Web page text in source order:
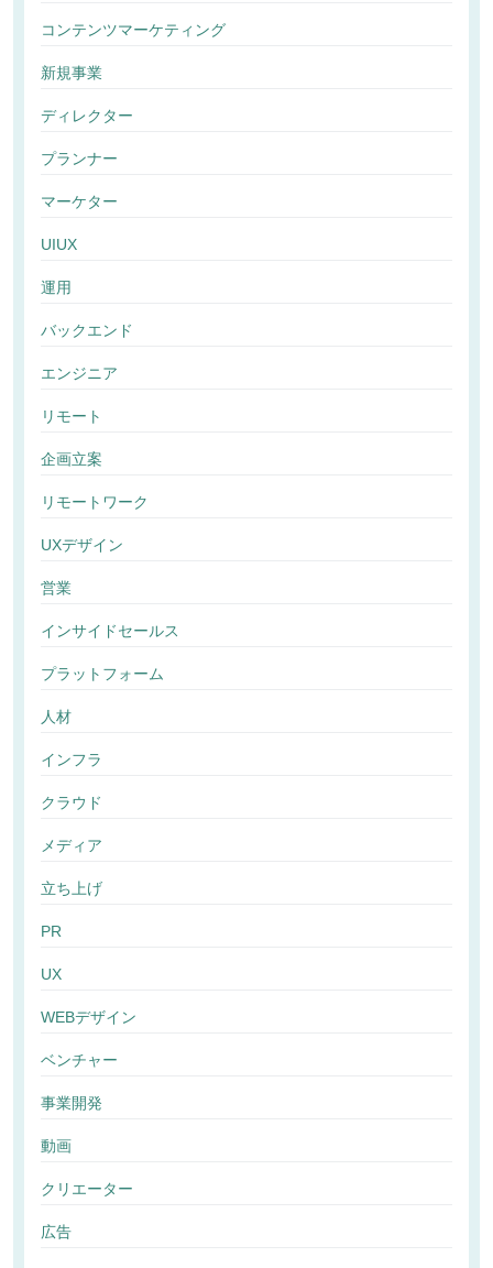
コンテンツマーケティング
新規事業
ディレクター
プランナー
マーケター
UIUX
運用
バックエンド
エンジニア
リモート
企画立案
リモートワーク
UXデザイン
営業
インサイドセールス
プラットフォーム
人材
インフラ
クラウド
メディア
立ち上げ
PR
UX
WEBデザイン
ベンチャー
事業開発
動画
クリエーター
広告